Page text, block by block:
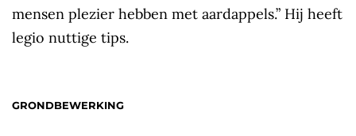
mensen plezier hebben met aardappels.” Hij heeft
legio nuttige tips.
GRONDBEWERKING